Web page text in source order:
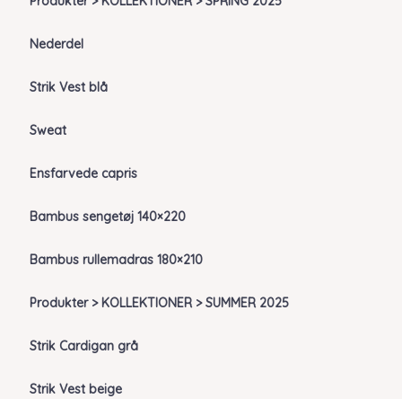
Nederdel
Strik Vest blå
Sweat
Ensfarvede capris
Bambus sengetøj 140×220
Bambus rullemadras 180×210
Produkter > KOLLEKTIONER > SUMMER 2025
Strik Cardigan grå
Strik Vest beige